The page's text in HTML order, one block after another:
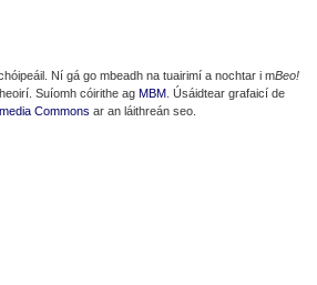
Ní gá go mbeadh na tuairimí a nochtar i mBeo!
Suíomh cóirithe ag MBM . Úsáidtear grafaicí de
Commons ar an láithreán seo.